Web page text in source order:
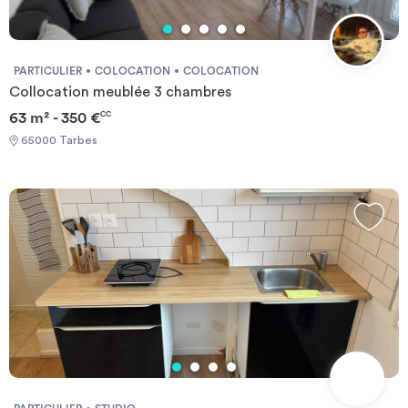
PARTICULIER COLOCATION COLOCATION
Collocation meublée 3 chambres
63 m² - 350 €CC
65000 Tarbes